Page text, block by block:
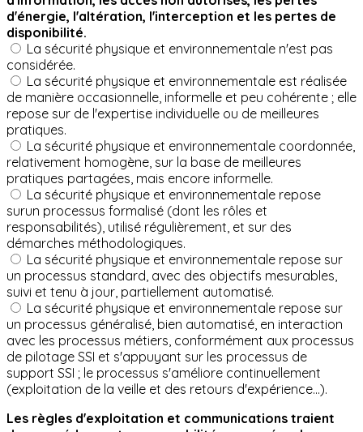
d'énergie, l'altération, l'interception et les pertes de
disponibilité.
La sécurité physique et environnementale n'est pas
considérée.
La sécurité physique et environnementale est réalisée
de manière occasionnelle, informelle et peu cohérente ; elle
repose sur de l'expertise individuelle ou de meilleures
pratiques.
La sécurité physique et environnementale coordonnée,
relativement homogène, sur la base de meilleures
pratiques partagées, mais encore informelle.
La sécurité physique et environnementale repose
surun processus formalisé (dont les rôles et
responsabilités), utilisé régulièrement, et sur des
démarches méthodologiques.
La sécurité physique et environnementale repose sur
un processus standard, avec des objectifs mesurables,
suivi et tenu à jour, partiellement automatisé.
La sécurité physique et environnementale repose sur
un processus généralisé, bien automatisé, en interaction
avec les processus métiers, conformément aux processus
de pilotage SSI et s'appuyant sur les processus de
support SSI ; le processus s'améliore continuellement
(exploitation de la veille et des retours d'expérience...).
Les règles d'exploitation et communications traient